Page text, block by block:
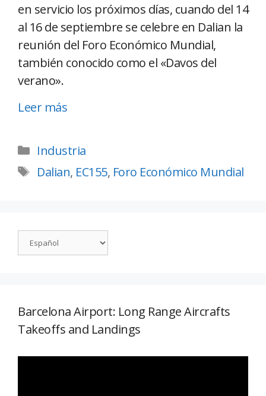
en servicio los próximos días, cuando del 14
al 16 de septiembre se celebre en Dalian la
reunión del Foro Económico Mundial,
también conocido como el «Davos del
verano».
Leer más
Industria
Dalian, EC155, Foro Económico Mundial
Barcelona Airport: Long Range Aircrafts
Takeoffs and Landings